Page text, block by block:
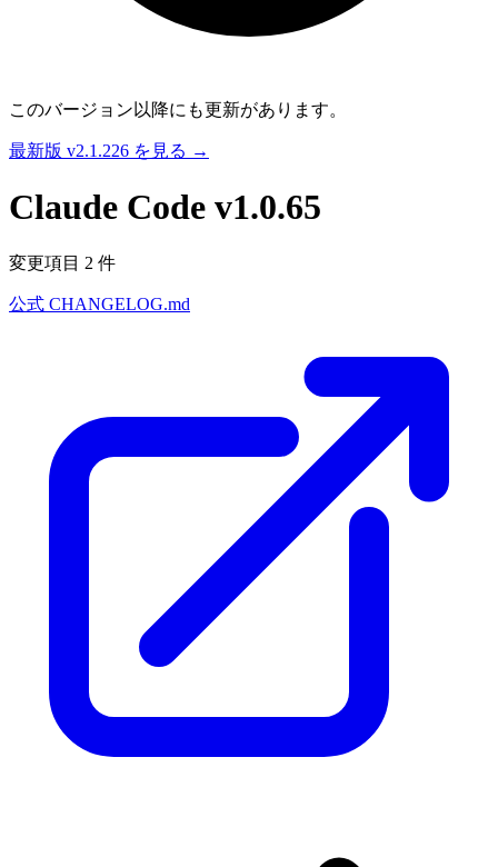
このバージョン以降にも更新があります。
最新版 v2.1.226 を見る →
Claude Code v1.0.65
変更項目 2 件
公式 CHANGELOG.md